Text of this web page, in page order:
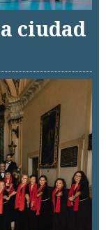
ciudad